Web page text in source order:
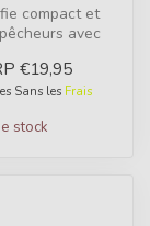
compact et
avec
€19,95
Sans les Frais
stock